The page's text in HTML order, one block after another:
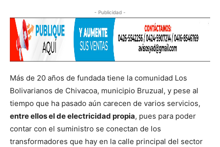
- Publicidad -
Más de 20 años de fundada tiene la comunidad Los
Bolivarianos de Chivacoa, municipio Bruzual, y pese al
tiempo que ha pasado aún carecen de varios servicios,
entre ellos el de electricidad propia, pues para poder
contar con el suministro se conectan de los
transformadores que hay en la calle principal del sector